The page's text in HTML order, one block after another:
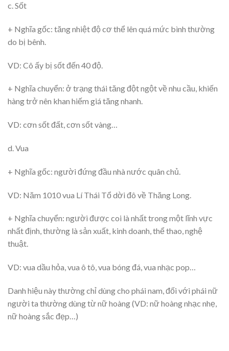
c. Sốt
+ Nghĩa gốc: tăng nhiệt độ cơ thể lên quá mức bình thường
do bị bênh.
VD: Cô ấy bị sốt đến 40 độ.
+ Nghĩa chuyển: ở trạng thái tăng đột ngột về nhu cầu, khiến
hàng trở nên khan hiếm giá tăng nhanh.
VD: cơn sốt đất, cơn sốt vàng…
d. Vua
+ Nghĩa gốc: người đứng đầu nhà nước quân chủ.
VD: Năm 1010 vua Lí Thái Tổ dời đô về Thăng Long.
+ Nghĩa chuyển: người được coi là nhất trong một lĩnh vực
nhất định, thường là sản xuất, kinh doanh, thể thao, nghệ
thuật.
VD: vua dầu hỏa, vua ô tô, vua bóng đá, vua nhạc pop…
Danh hiệu này thường chỉ dùng cho phái nam, đối với phái nữ
người ta thường dùng từ nữ hoàng (VD: nữ hoàng nhạc nhẹ,
nữ hoàng sắc đẹp…)